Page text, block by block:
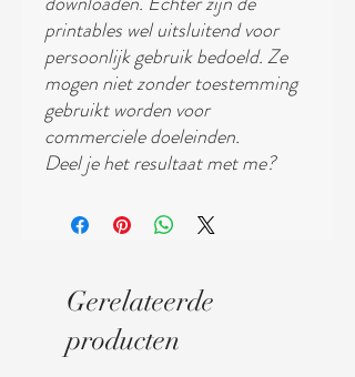
printables wel uitsluitend voor
persoonlijk gebruik bedoeld. Ze
mogen niet zonder toestemming
gebruikt worden voor
commerciele doeleinden.
Deel je het resultaat met me?
Gerelateerde
producten